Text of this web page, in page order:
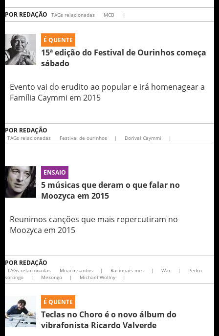
POR REDAÇÃO TAGs relacionadas MCB |
É QUENTE
15ª edição do Festival de Ourinhos começa
sábado
Evento vai do erudito ao popular e irá homenagear a
Família Caymmi em 2015
POR REDAÇÃO
TAGs relacionadas Festival de ourinhos | Dorival Caymmi |
ENSAIO
5 músicas que deram o que falar no
Moozyca em 2015
Reunimos canções que mais repercutiram no
Moozyca em 2015
POR REDAÇÃO
TAGs relacionadas Moacir santos | Racionais mcs | War |
Pedro
sorongo
| Mekongo | Michael Wollny |
É QUENTE
Teclas no Choro é o novo álbum do
vibrafonista Ricardo Valverde